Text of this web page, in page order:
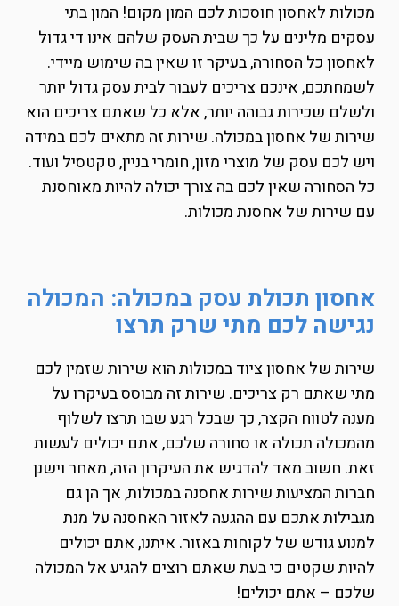
מכולות לאחסון חוסכות לכם המון מקום! המון בתי
עסקים מלינים על כך שבית העסק שלהם אינו די גדול
לאחסון כל הסחורה, בעיקר זו שאין בה שימוש מיידי.
לשמחתכם, אינכם צריכים לעבור לבית עסק גדול יותר
ולשלם שכירות גבוהה יותר, אלא כל שאתם צריכים הוא
שירות של אחסון במכולה. שירות זה מתאים לכם במידה
ויש לכם עסק של מוצרי מזון, חומרי בניין, טקטסיל ועוד.
כל הסחורה שאין לכם בה צורך יכולה להיות מאוחסנת
עם שירות של אחסנת מכולות.
אחסון תכולת עסק במכולה: המכולה
נגישה לכם מתי שרק תרצו
שירות של אחסון ציוד במכולות הוא שירות שזמין לכם
מתי שאתם רק צריכים. שירות זה מבוסס בעיקרו על
מענה לטווח הקצר, כך שבכל רגע שבו תרצו לשלוף
מהמכולה תכולה או סחורה שלכם, אתם יכולים לעשות
זאת. חשוב מאד להדגיש את העיקרון הזה, מאחר וישנן
חברות המציעות שירות אחסנה במכולות, אך הן גם
מגבילות אתכם עם ההגעה לאזור האחסנה על מנת
למנוע גודש של לקוחות באזור. איתנו, אתם יכולים
להיות שקטים כי בעת שאתם רוצים להגיע אל המכולה
שלכם – אתם יכולים!